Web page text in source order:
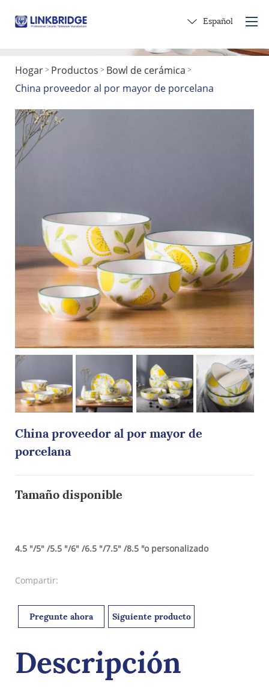
Hogar
Acerca de nosotros
Español
Hogar > Productos > Bowl de cerámica >
China proveedor al por mayor de porcelana
China proveedor al por mayor de
porcelana
Tamaño disponible
4.5 "/5" /5.5 "/6" /6.5 "/7.5" /8.5 "o personalizado
Compartir:
Pregunte ahora Siguiente producto
Descripción